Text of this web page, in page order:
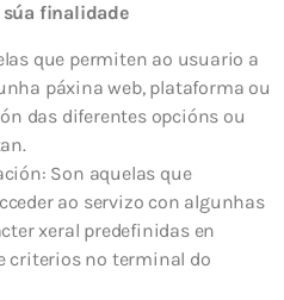
súa finalidade
que permiten ao usuario a
páxina web, plataforma ou
das diferentes opcións ou
Son aquelas que
ao servizo con algunhas
xeral predefinidas en
criterios no terminal do